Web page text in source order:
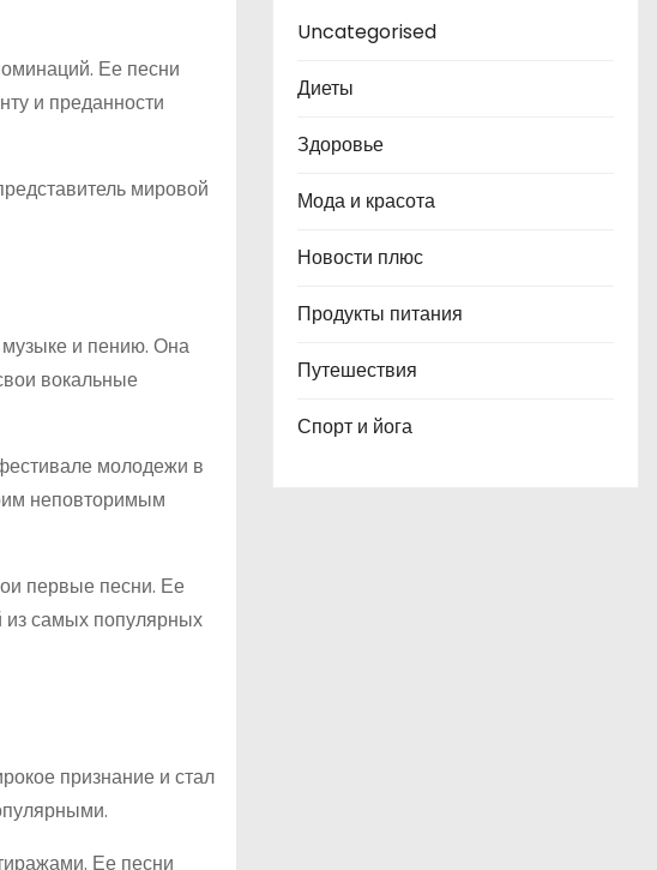
Ее песни
и преданности
мировой
музыке и пению. Она
вокальные
молодежи в
неповторимым
первые песни. Ее
из самых популярных
признание и стал
Ее песни
Uncategorised
Диеты
Здоровье
Мода и красота
Новости плюс
Продукты питания
Путешествия
Спорт и йога